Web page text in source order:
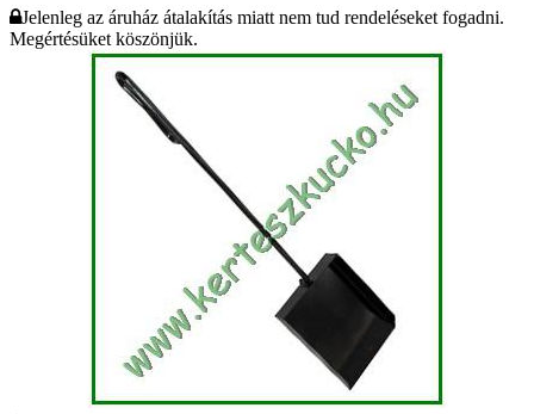
Jelenleg az áruház átalakítás miatt nem tud rendeléseket fogadni.
Megértésüket köszönjük.